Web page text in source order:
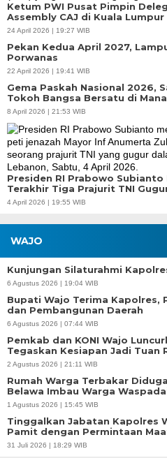
Ketum PWI Pusat Pimpin
Assembly CAJ di Kuala Lumpur
24 April 2026 | 19:27 WIB
Pekan Kedua April 2027,
Porwanas
22 April 2026 | 19:41 WIB
Gema Paskah Nasional 2026,
Tokoh Bangsa Bersatu di
8 April 2026 | 21:53 WIB
Presiden RI Prabowo
Terakhir Tiga Prajurit TNI
4 April 2026 | 19:55 WIB
WAJO
Kunjungan Silaturahmi
6 Agustus 2026 | 19:04 WIB
Bupati Wajo Terima Kapolres,
dan Pembangunan Daerah
6 Agustus 2026 | 07:44 WIB
Pemkab dan KONI Wajo
Tegaskan Kesiapan Jadi Tuan
2 Agustus 2026 | 21:11 WIB
Rumah Warga Terbakar
Belawa Imbau Warga
1 Agustus 2026 | 15:45 WIB
Tinggalkan Jabatan Kapolres
Pamit dengan Permintaan
31 Juli 2026 | 18:29 WIB